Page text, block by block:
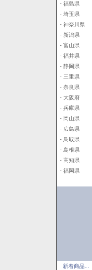
- 福島県
- 埼玉県
- 神奈川県
- 新潟県
- 富山県
- 福井県
- 静岡県
- 三重県
- 奈良県
- 大阪府
- 兵庫県
- 岡山県
- 広島県
- 鳥取県
- 島根県
- 高知県
- 福岡県
新着商品...